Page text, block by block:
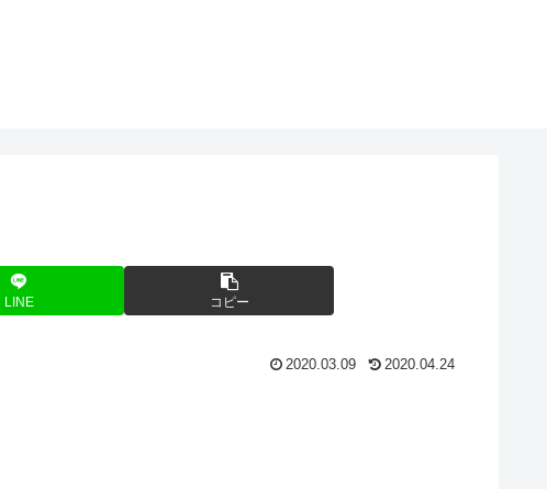
LINE コピー
2020.03.09 2020.04.24